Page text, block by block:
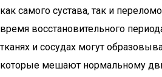
как самого сустава, так и
время восстановительного
тканях и сосудах могут
которые мешают нормальному